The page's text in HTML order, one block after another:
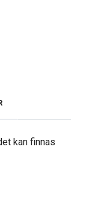
kan finnas